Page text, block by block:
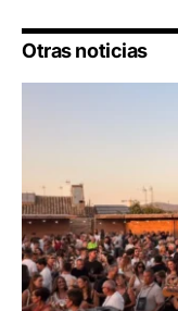
Otras noticias